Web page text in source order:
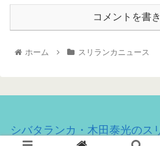
コメントを書
ホーム スリランカニュース
シバタランカ・木田泰光のス